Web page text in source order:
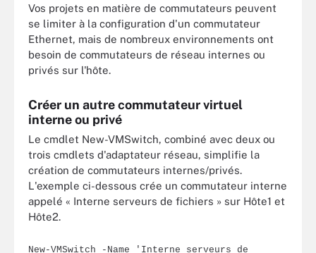
Vos projets en matière de commutateurs peuvent
se limiter à la configuration d'un commutateur
Ethernet, mais de nombreux environnements ont
besoin de commutateurs de réseau internes ou
privés sur l'hôte.
Créer un autre commutateur virtuel
interne ou privé
Le cmdlet New-VMSwitch, combiné avec deux ou
trois cmdlets d'adaptateur réseau, simplifie la
création de commutateurs internes/privés.
L'exemple ci-dessous crée un commutateur interne
appelé « Interne serveurs de fichiers » sur Hôte1 et
Hôte2.
New-VMSwitch -Name 'Interne serveurs de